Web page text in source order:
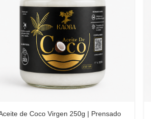
de Coco Virgen 250g | Prensado